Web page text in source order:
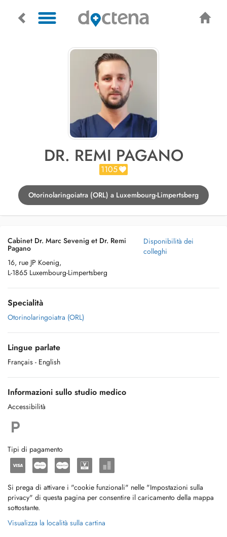
DR. REMI PAGANO
1105
Otorinolaringoiatra (ORL) a Luxembourg-Limpertsberg
Cabinet Dr. Marc Sevenig et Dr. Remi
Pagano
16, rue JP Koenig,
L-1865 Luxembourg-Limpertsberg
Disponibilità dei
colleghi
Specialità
Otorinolaringoiatra (ORL)
Lingue parlate
Français - English
Informazioni sullo studio medico
Accessibilità
Tipi di pagamento
Si prega di attivare i "cookie funzionali" nelle "Impostazioni sulla
privacy" di questa pagina per consentire il caricamento della mappa
sottostante.
Visualizza la località sulla cartina